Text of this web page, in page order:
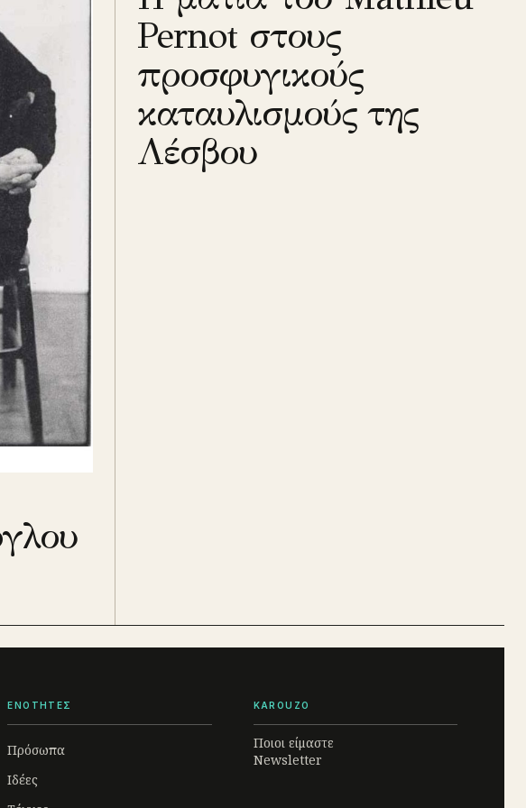
Pernot στους
προσφυγικούς
καταυλισμούς της
Λέσβου
ΕΝΟΤΗΤΕΣ
Πρόσωπα
Ιδέες
KAROUZO
Ποιοι είμαστε
Newsletter